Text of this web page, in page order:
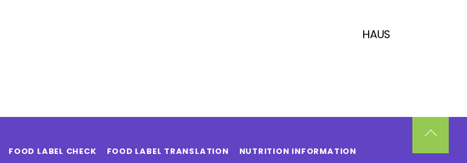
HAUS
FOOD LABEL CHECK FOOD LABEL TRANSLATION
NUTRITION INFORMATION